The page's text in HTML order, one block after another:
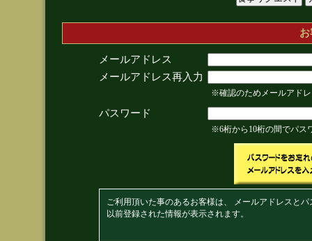
メールアドレス
メールアドレス再入力
※確認のためメールアド
パスワード
※6桁から10桁の間でパス
ご利用頂いた事のあるお客様は、 メールアドレスと
以前登録された情報が表示されます。